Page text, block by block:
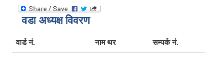
वडा अध्यक्ष विवरण
वार्ड नं. नाम थर सम्पर्क नं.